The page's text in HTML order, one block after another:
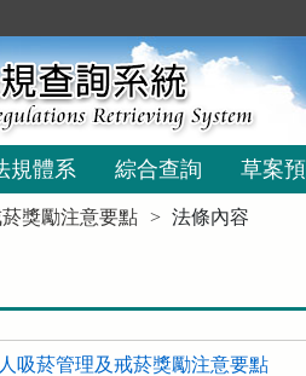
規體系 綜合查詢 草案
獎勵注意要點 法條內容
吸菸管理及戒菸獎勵注意要點